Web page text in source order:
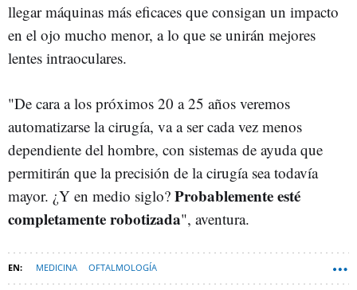
llegar máquinas más eficaces que consigan un impacto
en el ojo mucho menor, a lo que se unirán mejores
lentes intraoculares.
"De cara a los próximos 20 a 25 años veremos
automatizarse la cirugía, va a ser cada vez menos
dependiente del hombre, con sistemas de ayuda que
permitirán que la precisión de la cirugía sea todavía
mayor. ¿Y en medio siglo? Probablemente esté
completamente robotizada", aventura.
MEDICINA OFTALMOLOGÍA